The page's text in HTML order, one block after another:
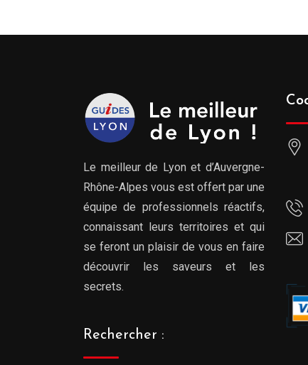
Le meilleur de Lyon et d’Auvergne-
Rhône-Alpes vous est offert par une
équipe de professionnels réactifs,
connaissant leurs territoires et qui
se feront un plaisir de vous en faire
découvrir les saveurs et les
secrets.
Rechercher :